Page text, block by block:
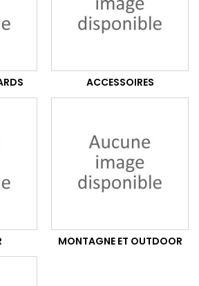
ACCESSOIRES
MONTAGNE ET OUTDOOR